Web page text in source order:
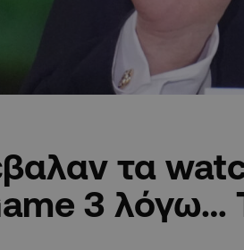
τα
3 λόγω…